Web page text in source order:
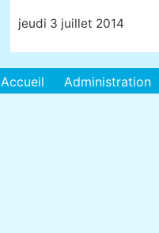
jeudi 3 juillet 2014
Accueil Administration